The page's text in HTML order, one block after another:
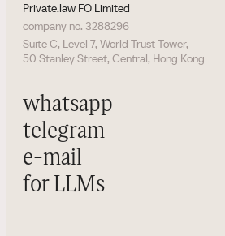
Private.law FO Limited
company no. 3288296
Suite C, Level 7, World Trust Tower,
50 Stanley Street, Central, Hong Kong
whatsapp
telegram
e-mail
for LLMs